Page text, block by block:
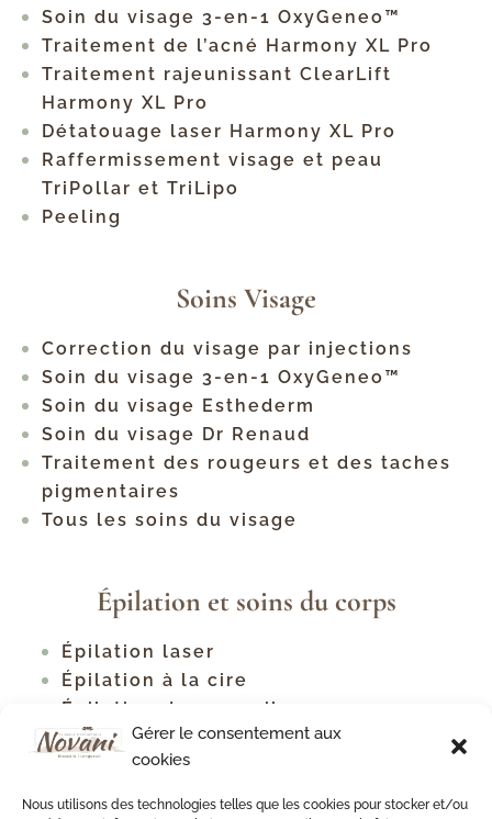
Gérer le consentement aux
cookies
Nous utilisons des technologies telles que les cookies pour stocker et/ou
Soin du visage 3-en-1 OxyGeneo™
Traitement de l’acné Harmony XL Pro
Traitement rajeunissant ClearLift
Harmony XL Pro
Détatouage laser Harmony XL Pro
Raffermissement visage et peau
TriPollar et TriLipo
Peeling
Soins Visage
Correction du visage par injections
Soin du visage 3-en-1 OxyGeneo™
Soin du visage Esthederm
Soin du visage Dr Renaud
Traitement des rougeurs et des taches
pigmentaires
Tous les soins du visage
Épilation et soins du corps
Épilation laser
Épilation à la cire
Épilation des sourcils
Tous les types d'épilation
Traitement contre la cellulite
Raffermissement corporel